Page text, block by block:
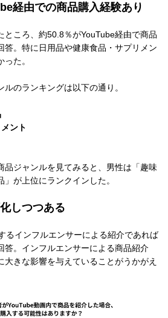
経由での商品購入経験あり
ところ、約50.8％がYouTube経由で商品
答。特に日用品や健康食品・サプリメン
た。
のランキングは以下の通り。
ント
品ジャンルを見てみると、男性は「趣味
が上位にランクインした。
しつつある
るインフルエンサーによる紹介であれば
答。インフルエンサーによる商品紹介
大きな影響を与えていることがうかがえ